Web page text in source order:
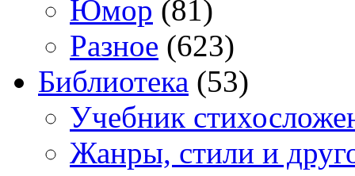
Юмор (81)
Разное (623)
Библиотека (53)
Учебник
Жанры, стили и